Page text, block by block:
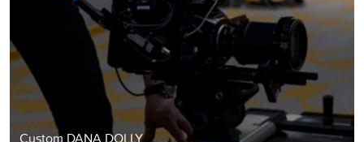
Custom DANA DOLLY